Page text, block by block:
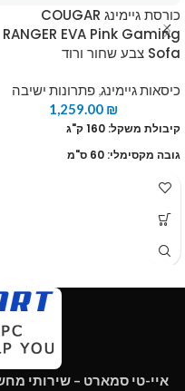
כורסת גיימינג COUGAR
RANGER EVA Pink Gaming
Sofa צבע שחור ורוד
כיסאות גיימינג, פתרונות ישיבה
1,259.00 ₪
קיבולת משקל: 160 ק"ג
גובה מקסימלי: 60 ס"מ
איי-טי סמארט – שירותי